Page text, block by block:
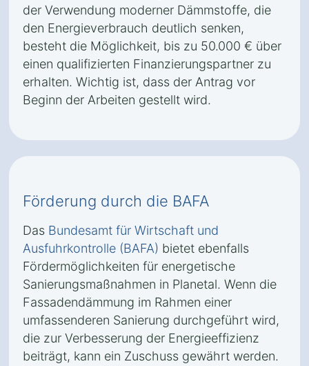
der Verwendung moderner Dämmstoffe, die
den Energieverbrauch deutlich senken,
besteht die Möglichkeit, bis zu 50.000 € über
einen qualifizierten Finanzierungspartner zu
erhalten. Wichtig ist, dass der Antrag vor
Beginn der Arbeiten gestellt wird.
Förderung durch die BAFA
Das Bundesamt für Wirtschaft und
Ausfuhrkontrolle (BAFA) bietet ebenfalls
Fördermöglichkeiten für energetische
Sanierungsmaßnahmen in Planetal. Wenn die
Fassadendämmung im Rahmen einer
umfassenderen Sanierung durchgeführt wird,
die zur Verbesserung der Energieeffizienz
beiträgt, kann ein Zuschuss gewährt werden.